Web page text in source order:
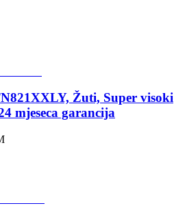
Žuti, Super visoki
mjeseca garancija